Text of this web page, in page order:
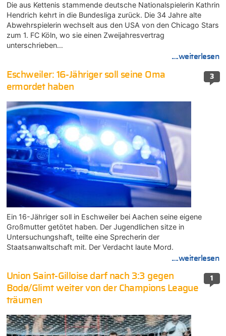
Die aus Kettenis stammende deutsche Nationalspielerin Kathrin
Hendrich kehrt in die Bundesliga zurück. Die 34 Jahre alte
Abwehrspielerin wechselt aus den USA von den Chicago Stars
zum 1. FC Köln, wo sie einen Zweijahresvertrag
unterschrieben…
....weiterlesen
3
Eschweiler: 16-Jähriger soll seine Oma
ermordet haben
Ein 16-Jähriger soll in Eschweiler bei Aachen seine eigene
Großmutter getötet haben. Der Jugendlichen sitze in
Untersuchungshaft, teilte eine Sprecherin der
Staatsanwaltschaft mit. Der Verdacht laute Mord.
....weiterlesen
1
Union Saint-Gilloise darf nach 3:3 gegen
Bodø/Glimt weiter von der Champions League
träumen